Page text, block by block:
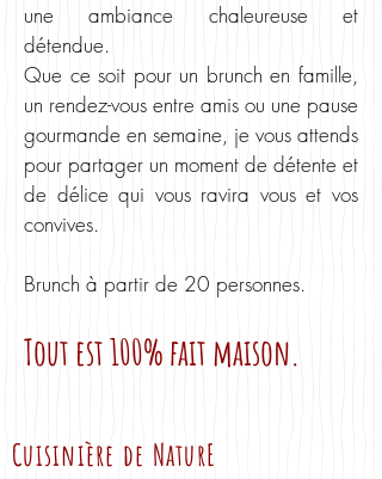
une ambiance chaleureuse et
détendue.
Que ce soit pour un brunch en famille,
un rendez-vous entre amis ou une pause
gourmande en semaine, je vous attends
pour partager un moment de détente et
de délice qui vous ravira vous et vos
convives.
Brunch à partir de 20 personnes.
Tout est 100% fait maison.
Cuisinière de NaturE